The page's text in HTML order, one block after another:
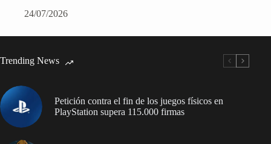
24/07/2026
Trending News
Petición contra el fin de los juegos físicos en
PlayStation supera 115.000 firmas